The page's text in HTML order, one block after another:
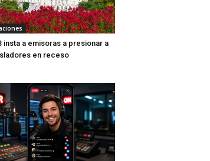
insta a emisoras a presionar a
en receso